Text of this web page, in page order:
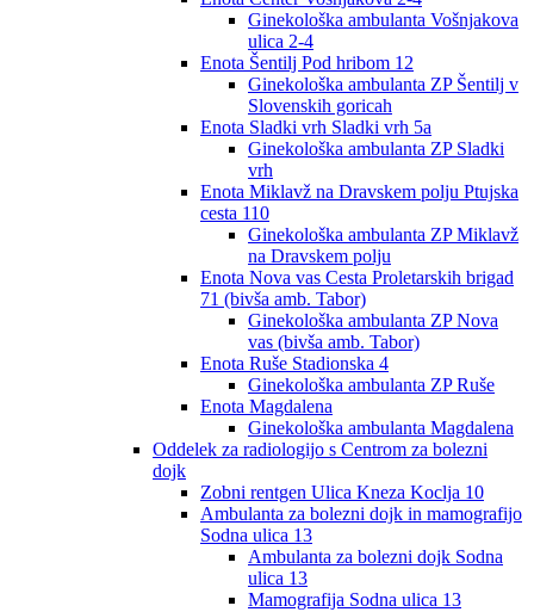
Ginekološka ambulanta Vošnjakova
ulica 2-4
Enota Šentilj Pod hribom 12
Ginekološka ambulanta ZP Šentilj v
Slovenskih goricah
Enota Sladki vrh Sladki vrh 5a
Ginekološka ambulanta ZP Sladki
vrh
Enota Miklavž na Dravskem polju Ptujska
cesta 110
Ginekološka ambulanta ZP Miklavž
na Dravskem polju
Enota Nova vas Cesta Proletarskih brigad
71 (bivša amb. Tabor)
Ginekološka ambulanta ZP Nova
vas (bivša amb. Tabor)
Enota Ruše Stadionska 4
Ginekološka ambulanta ZP Ruše
Enota Magdalena
Ginekološka ambulanta Magdalena
Oddelek za radiologijo s Centrom za bolezni
dojk
Zobni rentgen Ulica Kneza Koclja 10
Ambulanta za bolezni dojk in mamografijo
Sodna ulica 13
Ambulanta za bolezni dojk Sodna
ulica 13
Mamografija Sodna ulica 13